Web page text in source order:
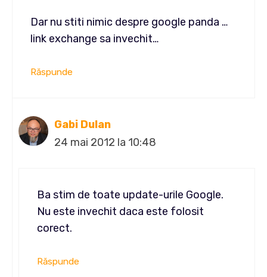
Dar nu stiti nimic despre google panda …
link exchange sa invechit…
Răspunde
Gabi Dulan
24 mai 2012 la 10:48
Ba stim de toate update-urile Google.
Nu este invechit daca este folosit
corect.
Răspunde